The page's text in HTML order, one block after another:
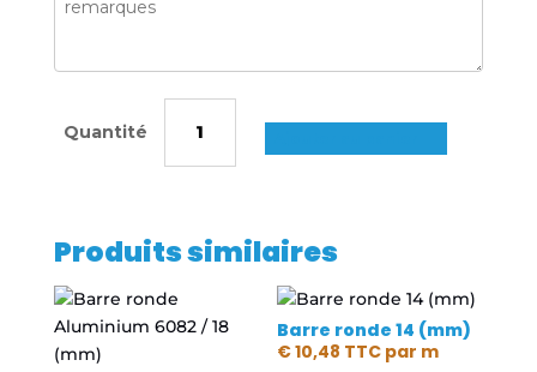
Barre
Aluminium
60
(mm)
Produits similaires
Barre ronde 14 (mm)
€10,48 TTC par m